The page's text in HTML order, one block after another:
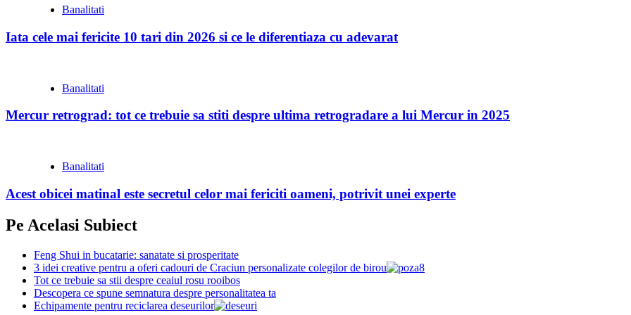
Banalitati
Iata cele mai fericite 10 tari din 2026 si ce le diferentiaza cu adevarat
Banalitati
Mercur retrograd: tot ce trebuie sa stiti despre ultima retrogradare a lui Mercur in 2025
Banalitati
Acest obicei matinal este secretul celor mai fericiti oameni, potrivit unei experte
Pe Acelasi Subiect
Feng Shui in bucatarie: sanatate si prosperitate
3 idei creative pentru a oferi cadouri de Craciun personalizate colegilor de birou
Tot ce trebuie sa stii despre ceaiul rosu rooibos
Descopera ce spune semnatura despre personalitatea ta
Echipamente pentru reciclarea deseurilor